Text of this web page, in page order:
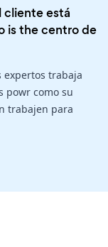
cliente está
is thecentro de
expertos trabaja
powr como su
trabajen para